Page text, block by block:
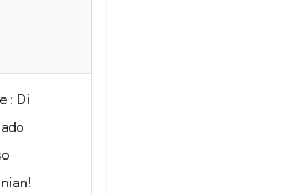
Eps 12 :